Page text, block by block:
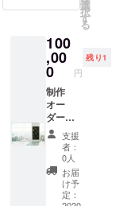
の状態
でのお
渡しで
す。フ
レーム
などは
ご用意
くださ
い。 仕
上がり
次第発
送致し
ます。
選
択
す
る
100
,00
0 円
残り1
制作
オー
ダー
100×10
0cm又
135×80
cm
キャン
支援
者：
0人
お届
け予
定：